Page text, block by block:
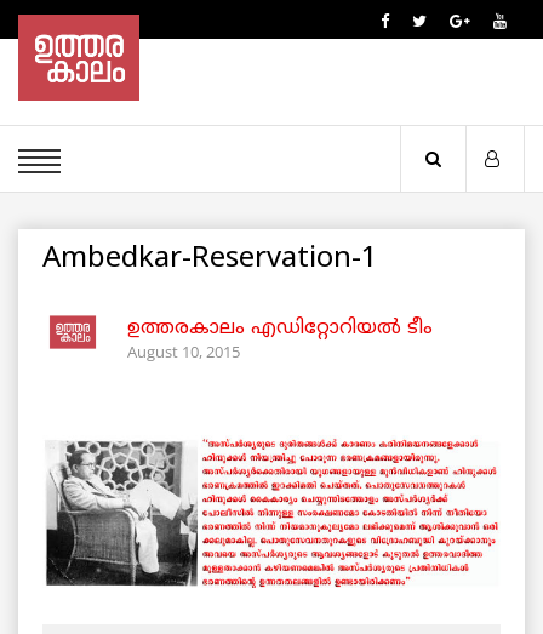
Ambedkar-Reservation-1
ഉത്തരകാലം എഡിറ്റോറിയല്‍ ടീം
August 10, 2015